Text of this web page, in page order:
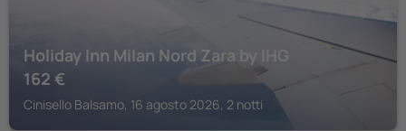
Holiday Inn Milan Nord Zara by IHG
162 €
Cinisello Balsamo, 16 agosto 2026, 2 notti